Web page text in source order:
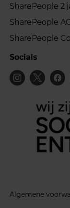
SharePeople 2
SharePeople
SharePeople
Socials
Algemene